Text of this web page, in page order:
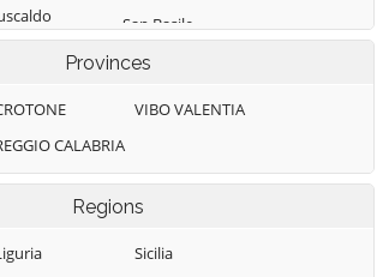
Castello
San Basile
San Benedetto
Albanese
San Demetrio
Corone
San Donato di
Provinces
CALABRIA
VIBO VALENTIA
Regions
Sicilia